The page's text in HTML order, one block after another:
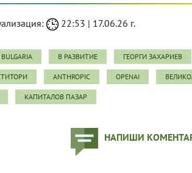
22:53 | 17.06.26 г.
В РАЗВИТИЕ ГЕОРГИ ЗАХАРИЕВ
ANTHROPIC OPENAI
КАПИТАЛОВ ПАЗАР
НАПИШИ